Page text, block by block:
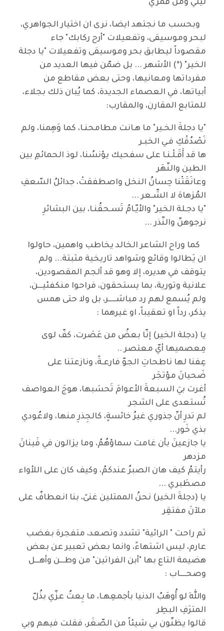
ليلي ومن قمري
وبحسب ما نجتهد ايضا، نرى ان اختيار الجواهري،
لبحر وموسيقى، وتفعيلات "أرح ركابك" جاء
مقصوداً ليطابق بحر وموسيقى وتفعيلات "يا دجلة
الخير" (*) الأشهر ... بل ضمّن فيها العديد من
مفرداتها ومعانيها، وحتى بعض مقاطع من
أبياتها، في العصماء الجديدة، كما يُبان ذلك بجلاء،
للمتابع المقارن، والمقارب:
"يا دجلةَ الخـير" ما هـانت مطامحنـا، كما وَهِمنا، ولم
نَصْدُقْكِ فـي الخبـر
ها قد أَقَـلْـنـا على سفحيك يؤنسُنا، لوذ الحمائمِ بين
الطين والنّهَر
وعانَقَتْنا حِسانُ النخل واصطفقتْ، جدائلُ السّعفِ
المُزهاة لا الشّـعر ...
"يا دجـلة الخير" والأيّـامُ تَسـحقُنـا، بين البشائرِ
نرجوهنّ والنّذر ...
كما وراح الشاعر الخالد يخاطب واهمين، حاولوا
ان يَطالوا وقائع وشواهد تاريخية مثبتة... ولم
يتوقف في هديره، إلا وهو قد ألجم المقصودين،
علانية وتورية، بما يستحقون، فراحوا منكفئيـــن،
ولم يُسمع لهم رد مباشـــــر، بل ولا حتى همس
يذكر، رداً او تعقيباً، او غيرهما :
يا (دجلة الخير) إنّا بعضُ من عَصَرت، كفّ لوى
مِعصميها أيّ معتصر ..
عِفنا لها ناطحاتِ الجوّ فارعـةً، ونازعتنا على
ضَحيانَ مؤتجَر
أغرت بيَ السبعةَ الأعوامَ تَحسَبها، هوجَ العواصف
تُستعدى على الشجر
لم تدرِ أنّ جذوري غيرُ خائسةٍ، كالجِذرِ منها، ولاعُودي
بذي خَور...
يا جازعينَ بأن غامت سماؤهُمُ، وما يزالون في فَينانَ
مزدهر
رأيتمُ كيف هان الصبرُ عندكمُ، وكيف كان على اللأواء
مصطَبري ...
يا (دجلةَ الخير) نحنُ الممتلين غنىً، بنا انعطافٌ على
ملآنَ مفتقِر
ثم راحت " الرائية" تشدد وتصعد، متفجرة بغضب
عارم، ليس اشتهاءً، وانما بعض تعبير عن بعض
هضيمة التاع بها "أبن الفراتين" من وطـــن وأهـــل
وصحــــاب :
واللهِ لو أُوهَبُ الدنيا بأجمعِهـا، ما بِعتُ عزّي بذُلّ
المترَفِ البطِر
قالوا يظنّون بي شيئاً من الصّغَر، فقلت فيهم وبي